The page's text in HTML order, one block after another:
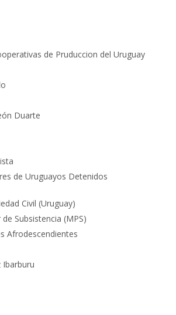
de Pruduccion del Uruguay
Duarte
de Uruguayos Detenidos
Civil (Uruguay)
Subsistencia (MPS)
Afrodescendientes